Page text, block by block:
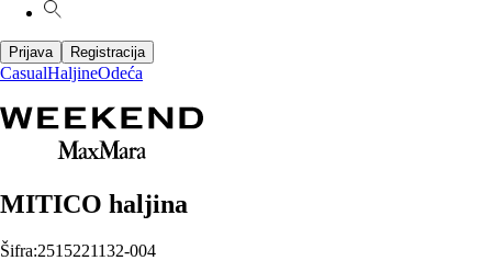
Prijava Registracija
CasualHaljineOdeća
MITICO haljina
Šifra:2515221132-004